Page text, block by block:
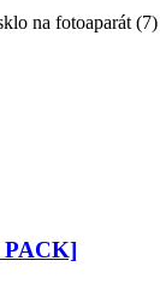
na fotoaparát (7)
PACK]